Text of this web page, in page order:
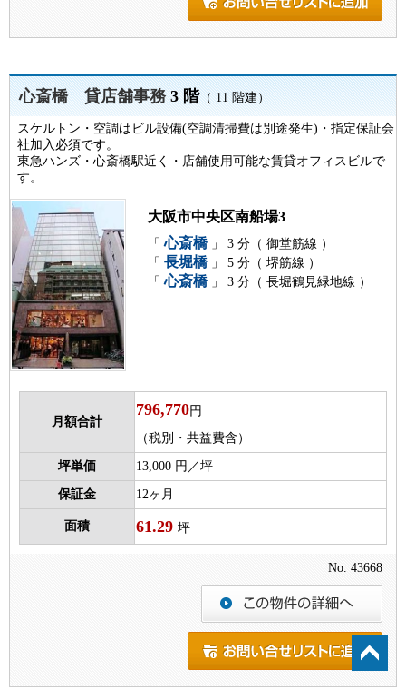
心斎橋 貸店舗事務3 階（ 11 階建）
スケルトン・空調はビル設備(空調清掃費は別途発生)・指定保証会
社加入必須です。
東急ハンズ・心斎橋駅近く・店舗使用可能な賃貸オフィスビルで
す。
大阪市中央区南船場3
「 心斎橋 」 3 分（ 御堂筋線 ）
「 長堀橋 」 5 分（ 堺筋線 ）
「 心斎橋 」 3 分（ 長堀鶴見緑地線 ）
月額合計
796,770円
（税別・共益費含）
坪単価 13,000 円／坪
保証金 12ヶ月
面積 61.29 坪
No. 43668